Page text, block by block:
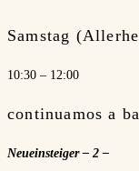
Samstag
10:30 – 12:00
continuamos a
Neueinsteiger – 2 –